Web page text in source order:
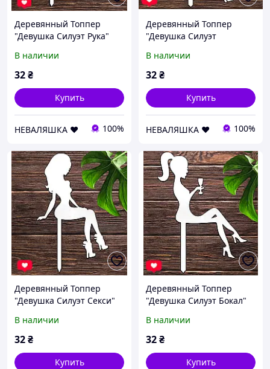
Деревянный Топпер
"Девушка Силуэт Рука"
Торта, в Букет Цветы
Фигурка из ЛДВП
В наличии
32₴
Купить
НЕВАЛЯШКА ♥️ 100%
Деревянный Топпер
"Девушка Силуэт
Топер для Торта, в Букет
Цветы Фигурка из ЛДВП
В наличии
32₴
Купить
НЕВАЛЯШКА ♥️ 100%
Деревянный Топпер
"Девушка Силуэт Секси"
Торта, в Букет Цветы
Фигурка из ЛДВП
В наличии
32₴
Купить
Деревянный Топпер
"Девушка Силуэт Бокал"
Торта, в Букет Цветы
Фигурка из ЛДВП
В наличии
32₴
Купить